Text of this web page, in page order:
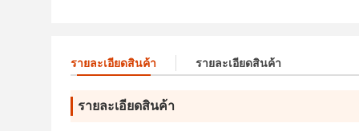
รายละเอียดสินค้า รายละเอียดสินค้า
รายละเอียดสินค้า